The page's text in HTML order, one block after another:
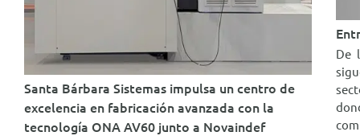
Santa Bárbara Sistemas impulsa un centro de
excelencia en fabricación avanzada con la
tecnología ONA AV60 junto a Novaindef
De